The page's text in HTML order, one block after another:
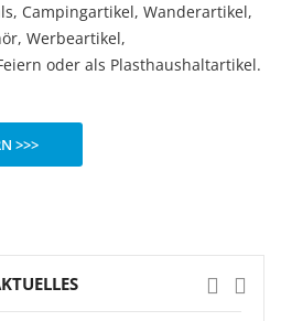
Campingartikel, Wanderartikel,
Werbeartikel,
oder als Plasthaushaltartikel.
>>>